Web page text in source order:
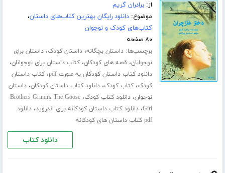
از:برادران گریم
موضوع:دانلود رایگان بهترین کتاب‌های داستان،
کتاب‌های کودک و نوجوان
۸۰ صفحه
برچسب‌ها:داستان بچگانه،داستان کودک،داستان برای
نوجوانان، قصه های کودکان،کتاب داستان برای نوجوانان،
دانلود کتاب داستان کودکان به صورت pdf ،کتاب داستان
کودک،کتاب کودک،دانلود کتاب داستان کودکان،داستان
نوجوان،دانلود کتاب کودک، Brothers Grimm، The Goose
Girl،دانلود کتاب داستان کودکانه برای اندروید،دانلود
pdf کتاب داستان های کودکانه
دانلود کتاب